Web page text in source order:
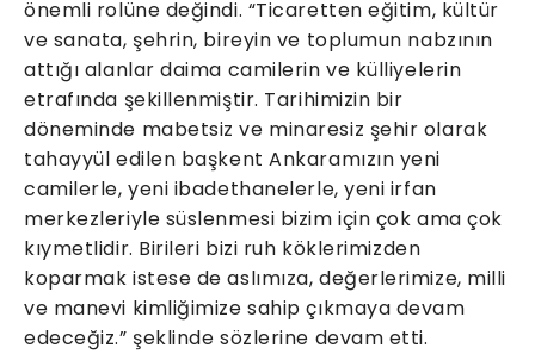
önemli rolüne değindi. “Ticaretten eğitim, kültür
ve sanata, şehrin, bireyin ve toplumun nabzının
attığı alanlar daima camilerin ve külliyelerin
etrafında şekillenmiştir. Tarihimizin bir
döneminde mabetsiz ve minaresiz şehir olarak
tahayyül edilen başkent Ankaramızın yeni
camilerle, yeni ibadethanelerle, yeni irfan
merkezleriyle süslenmesi bizim için çok ama çok
kıymetlidir. Birileri bizi ruh köklerimizden
koparmak istese de aslımıza, değerlerimize, milli
ve manevi kimliğimize sahip çıkmaya devam
edeceğiz.” şeklinde sözlerine devam etti.